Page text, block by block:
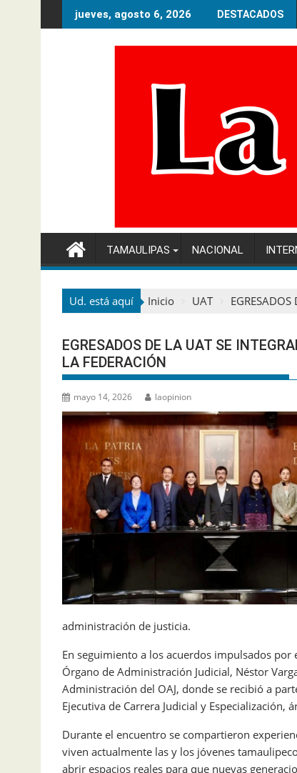
al
jueves, agosto 6, 2026 DESTACADOS
TAMAULIPAS NACIONAL
Ud. está aquí Inicio UAT
EGRESADOS DE LA UAT SE
LA FEDERACIÓN
mayo 14, 2026 laopinion
administración de justicia.
En seguimiento a los acuerdos impulsados
Órgano de Administración Judicial, Néstor
Administración del OAJ, donde se recibió a
Ejecutiva de Carrera Judicial y Especialización,
Durante el encuentro se compartieron
viven actualmente las y los jóvenes
abrir espacios reales para que nuevas